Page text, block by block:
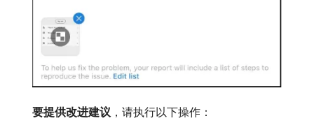
要提供改进建议 ，请执行以下操作：